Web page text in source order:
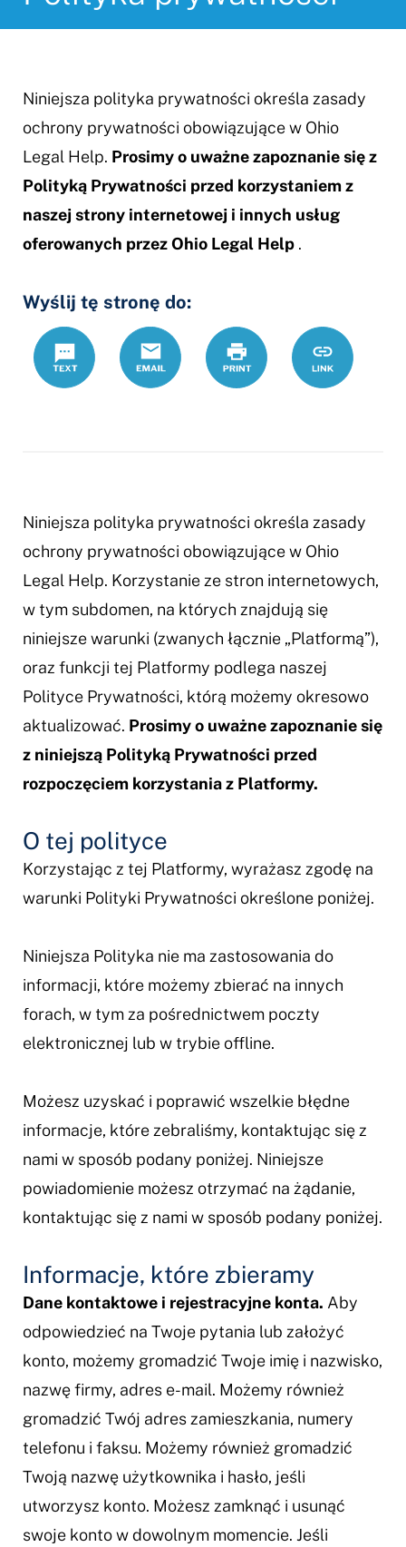
Niniejsza polityka prywatności określa zasady
ochrony prywatności obowiązujące w Ohio
Legal Help. Prosimy o uważne zapoznanie się z
Polityką Prywatności przed korzystaniem z
naszej strony internetowej i innych usług
oferowanych przez Ohio Legal Help.
Wyślij tę stronę do:
Text
Email Drukuj
https://
prywatnosci
Link
Niniejsza polityka prywatności określa zasady
ochrony prywatności obowiązujące w Ohio
Legal Help. Korzystanie ze stron internetowych,
w tym subdomen, na których znajdują się
niniejsze warunki (zwanych łącznie „Platformą”),
oraz funkcji tej Platformy podlega naszej
Polityce Prywatności, którą możemy okresowo
aktualizować. Prosimy o uważne zapoznanie się
z niniejszą Polityką Prywatności przed
rozpoczęciem korzystania z Platformy.
O tej polityce
Korzystając z tej Platformy, wyrażasz zgodę na
warunki Polityki Prywatności określone poniżej.
Niniejsza Polityka nie ma zastosowania do
informacji, które możemy zbierać na innych
forach, w tym za pośrednictwem poczty
elektronicznej lub w trybie offline.
Możesz uzyskać i poprawić wszelkie błędne
informacje, które zebraliśmy, kontaktując się z
nami w sposób podany poniżej. Niniejsze
powiadomienie możesz otrzymać na żądanie,
kontaktując się z nami w sposób podany poniżej.
Informacje, które zbieramy
Dane kontaktowe i rejestracyjne konta. Aby
odpowiedzieć na Twoje pytania lub założyć
konto, możemy gromadzić Twoje imię i nazwisko,
nazwę firmy, adres e-mail. Możemy również
gromadzić Twój adres zamieszkania, numery
telefonu i faksu. Możemy również gromadzić
Twoją nazwę użytkownika i hasło, jeśli
utworzysz konto. Możesz zamknąć i usunąć
swoje konto w dowolnym momencie. Jeśli